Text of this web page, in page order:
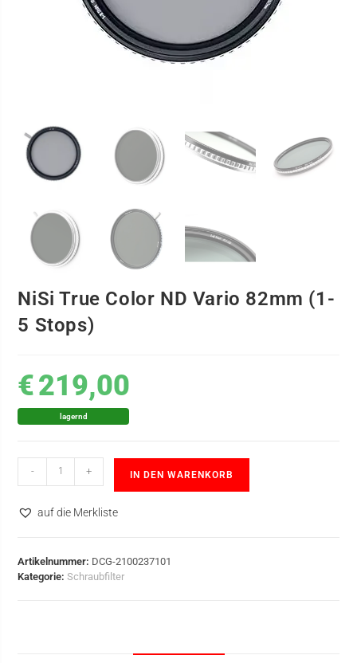
NiSi True Color ND Vario 82mm (1-
5 Stops)
€219,00
lagernd
- + IN DEN WARENKORB
auf die Merkliste
Artikelnummer: DCG-2100237101
Kategorie:Schraubfilter